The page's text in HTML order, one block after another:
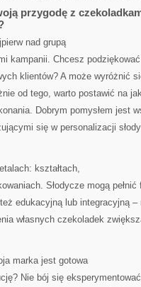
przygodę z
nad grupą
kampanii. Chcesz
klientów? A może wyróżnić
od tego, warto postawić na
Dobrym pomysłem jest
się w personalizacji
kształtach,
Słodycze mogą
edukacyjną lub integracyjną –
własnych czekoladek
marka jest gotowa
Nie bój się